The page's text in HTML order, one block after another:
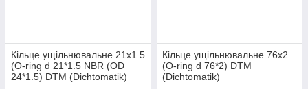
Кільце ущільнювальне 21х1.5
(O-ring d 21*1.5 NBR (OD
24*1.5) DTM (Dichtomatik)
Кільце ущільнювальне 76х2
(O-ring d 76*2) DTM
(Dichtomatik)